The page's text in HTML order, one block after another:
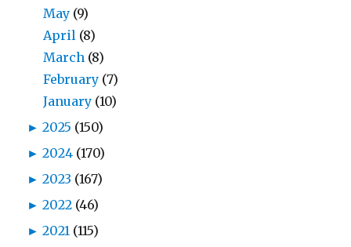
May (9)
April (8)
March (8)
February (7)
January (10)
► 2025 (150)
► 2024 (170)
► 2023 (167)
► 2022 (46)
► 2021 (115)